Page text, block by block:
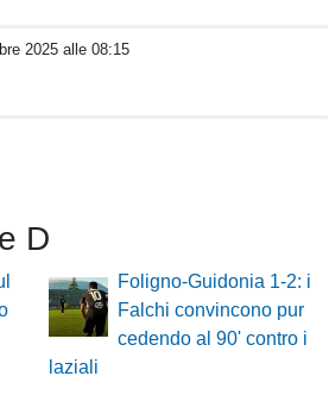
2025 alle 08:15
D
Foligno-Guidonia 1-2: i
Falchi convincono pur
cedendo al 90' contro i
laziali